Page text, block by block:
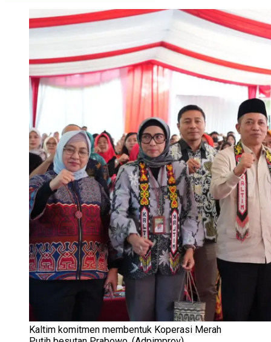
Kaltim komitmen membentuk Koperasi Merah